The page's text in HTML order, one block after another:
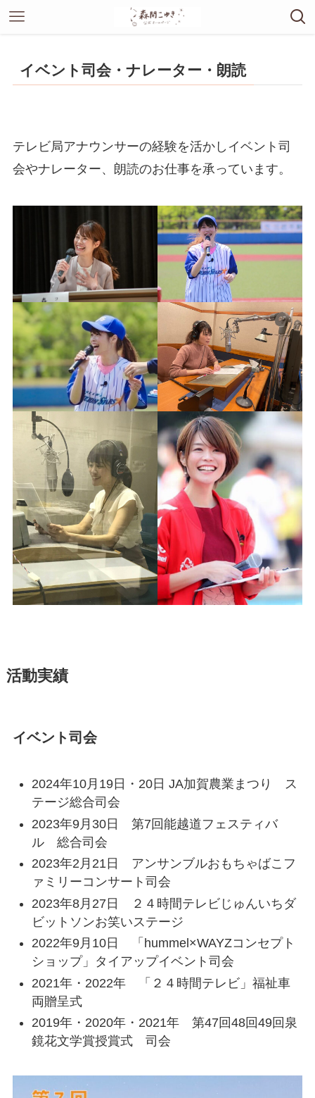
イベント司会・ナレーター・朗読
テレビ局アナウンサーの経験を活かしイベント司
会やナレーター、朗読のお仕事を承っています。
活動実績
イベント司会
2024年10月19日・20日 JA加賀農業まつり ス
テージ総合司会
2023年9月30日 第7回能越道フェスティバ
ル 総合司会
2023年2月21日 アンサンブルおもちゃばこフ
ァミリーコンサート司会
2023年8月27日 ２４時間テレビじゅんいちダ
ビットソンお笑いステージ
2022年9月10日 「hummel×WAYZコンセプト
ショップ」タイアップイベント司会
2021年・2022年 「２４時間テレビ」福祉車
両贈呈式
2019年・2020年・2021年 第47回48回49回泉
鏡花文学賞授賞式 司会